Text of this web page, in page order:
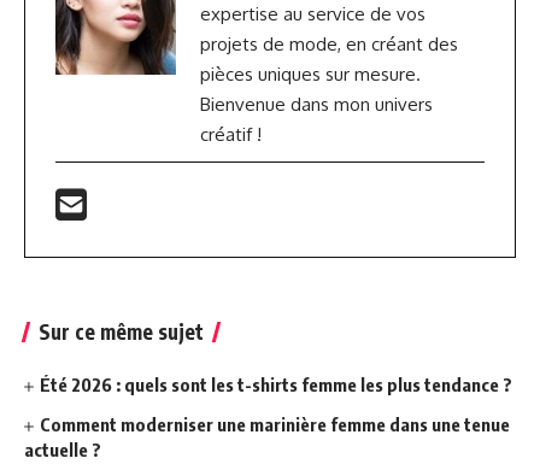
expertise au service de vos
projets de mode, en créant des
pièces uniques sur mesure.
Bienvenue dans mon univers
créatif !
Sur ce même sujet
Été 2026 : quels sont les t-shirts femme les plus tendance ?
Comment moderniser une marinière femme dans une tenue
actuelle ?